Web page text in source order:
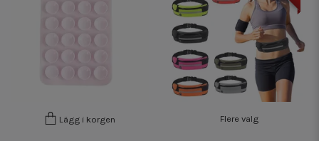
Lägg i korgen Flere valg